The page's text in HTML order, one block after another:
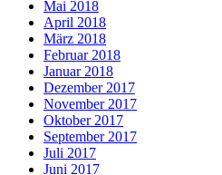
Mai 2018
April 2018
März 2018
Februar 2018
Januar 2018
Dezember 2017
November 2017
Oktober 2017
September 2017
Juli 2017
Juni 2017